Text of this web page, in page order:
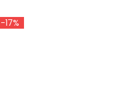
-17%